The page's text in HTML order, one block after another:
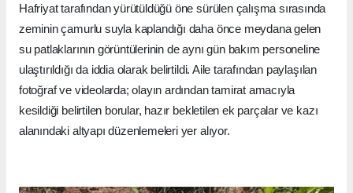
Hafriyat tarafından yürütüldüğü öne sürülen çalışma sırasında
zeminin çamurlu suyla kaplandığı daha önce meydana gelen
su patlaklarının görüntülerinin de aynı gün bakım personeline
ulaştırıldığı da iddia olarak belirtildi. Aile tarafından paylaşılan
fotoğraf ve videolarda; olayın ardından tamirat amacıyla
kesildiği belirtilen borular, hazır bekletilen ek parçalar ve kazı
alanındaki altyapı düzenlemeleri yer alıyor.